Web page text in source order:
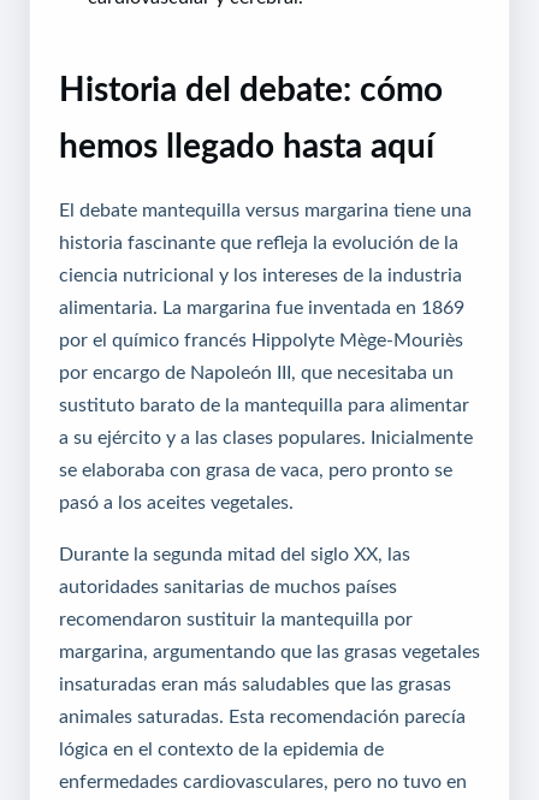
Historia del debate: cómo
hemos llegado hasta aquí
El debate mantequilla versus margarina tiene una
historia fascinante que refleja la evolución de la
ciencia nutricional y los intereses de la industria
alimentaria. La margarina fue inventada en 1869
por el químico francés Hippolyte Mège-Mouriès
por encargo de Napoleón III, que necesitaba un
sustituto barato de la mantequilla para alimentar
a su ejército y a las clases populares. Inicialmente
se elaboraba con grasa de vaca, pero pronto se
pasó a los aceites vegetales.
Durante la segunda mitad del siglo XX, las
autoridades sanitarias de muchos países
recomendaron sustituir la mantequilla por
margarina, argumentando que las grasas vegetales
insaturadas eran más saludables que las grasas
animales saturadas. Esta recomendación parecía
lógica en el contexto de la epidemia de
enfermedades cardiovasculares, pero no tuvo en